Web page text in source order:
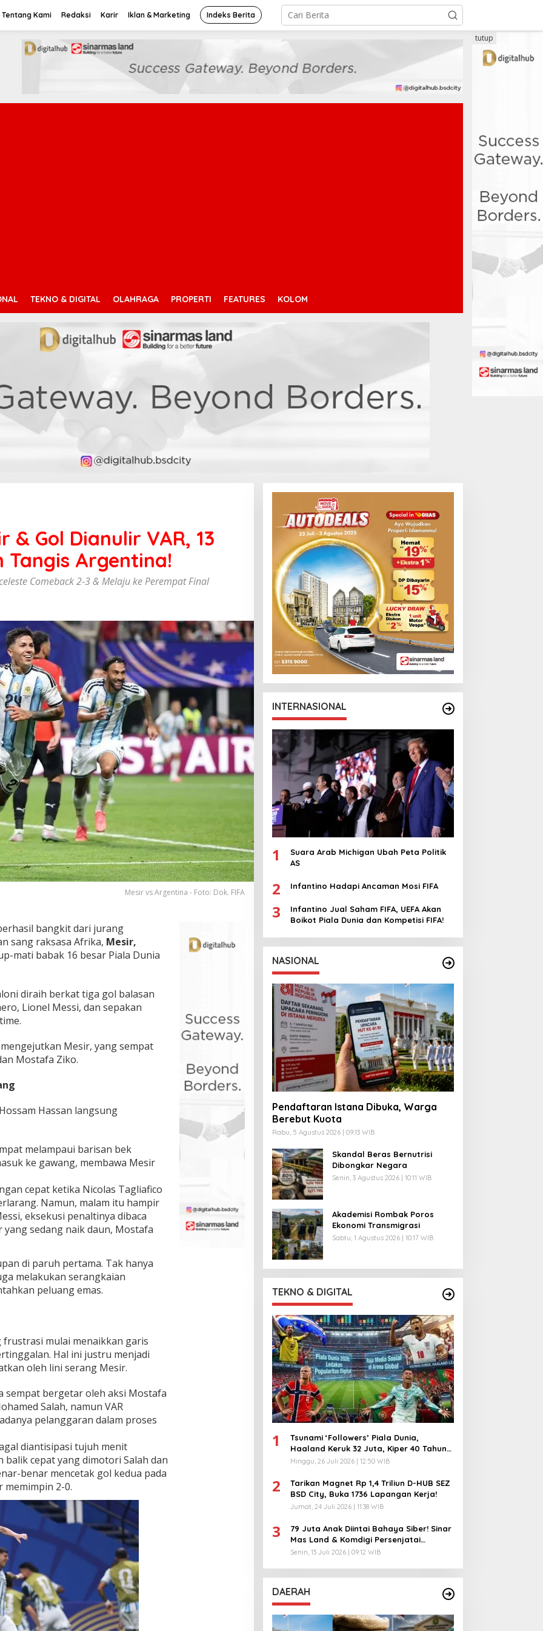
Tentang Kami Redaksi Karir Iklan & Marketing Indeks Berita
TEKNO & DIGITAL OLAHRAGA PROPERTI FEATURES KOLOM
tutup
& Gol Dianulir VAR, 13
Tangis Argentina!
Comeback 2-3 & Melaju ke Perempat Final
Mesir vs Argentina - Foto: Dok. FIFA
bangkit dari jurang
sang raksasa Afrika, Mesir,
mati babak 16 besar Piala Dunia
diraih berkat tiga gol balasan
Lionel Messi, dan sepakan
Mesir, yang sempat
Mostafa Ziko.
Hassan langsung
melampaui barisan bek
ke gawang, membawa Mesir
cepat ketika Nicolas Tagliafico
Namun, malam itu hampir
eksekusi penaltinya dibaca
sedang naik daun, Mostafa
di paruh pertama. Tak hanya
melakukan serangkaian
peluang emas.
mulai menaikkan garis
Hal ini justru menjadi
oleh lini serang Mesir.
sempat bergetar oleh aksi Mostafa
Salah, namun VAR
pelanggaran dalam proses
diantisipasi tujuh menit
cepat yang dimotori Salah dan
benar mencetak gol kedua pada
memimpin 2-0.
INTERNASIONAL
1
Suara Arab Michigan Ubah Peta Politik
AS
2 Infantino Hadapi Ancaman Mosi FIFA
3
Infantino Jual Saham FIFA, UEFA Akan
Boikot Piala Dunia dan Kompetisi FIFA!
NASIONAL
Pendaftaran Istana Dibuka, Warga
Berebut Kuota
Rabu, 5 Agustus 2026 | 09:13 WIB
Skandal Beras Bernutrisi
Dibongkar Negara
Senin, 3 Agustus 2026 | 10:11 WIB
Akademisi Rombak Poros
Ekonomi Transmigrasi
Sabtu, 1 Agustus 2026 | 10:17 WIB
TEKNO & DIGITAL
1
Tsunami ‘Followers’ Piala Dunia,
Haaland Keruk 32 Juta, Kiper 40 Tahun
Bikin Geger!
Minggu, 26 Juli 2026 | 12:50 WIB
2
Tarikan Magnet Rp 1,4 Triliun D-HUB SEZ
BSD City, Buka 1736 Lapangan Kerja!
Jumat, 24 Juli 2026 | 11:38 WIB
3
79 Juta Anak Diintai Bahaya Siber! Sinar
Mas Land & Komdigi Persenjatai
Ratusan Guru!
Senin, 13 Juli 2026 | 09:12 WIB
DAERAH